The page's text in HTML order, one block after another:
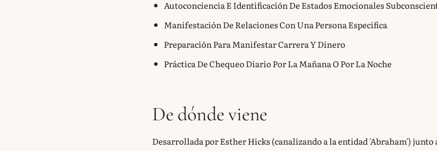
Autoconciencia E Identificación De Estados Emocionales
Manifestación De Relaciones Con Una Persona Específica
Preparación Para Manifestar Carrera Y Dinero
Práctica De Chequeo Diario Por La Mañana O Por La Noche
De dónde viene
Desarrollada por Esther Hicks (canalizando a la entidad 'Abraham') junto